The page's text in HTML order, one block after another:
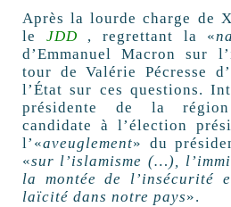
Après la lourde charge de
le JDD , regrettant la «
d’Emmanuel Macron sur
tour de Valérie Pécresse
l’État sur ces questions.
présidente de la
candidate à l’élection
l’«aveuglement» du
«sur l’islamisme (…),
la montée de l’insécurité
laïcité dans notre pays».